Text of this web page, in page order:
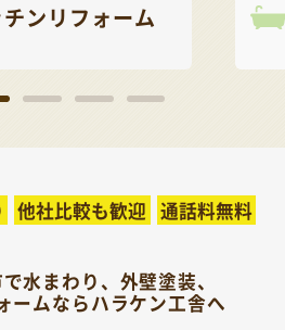
お風呂リフォ
他社比較も歓迎 通話料無料
水まわり、外壁塗装、
ームならハラケン工舎へ